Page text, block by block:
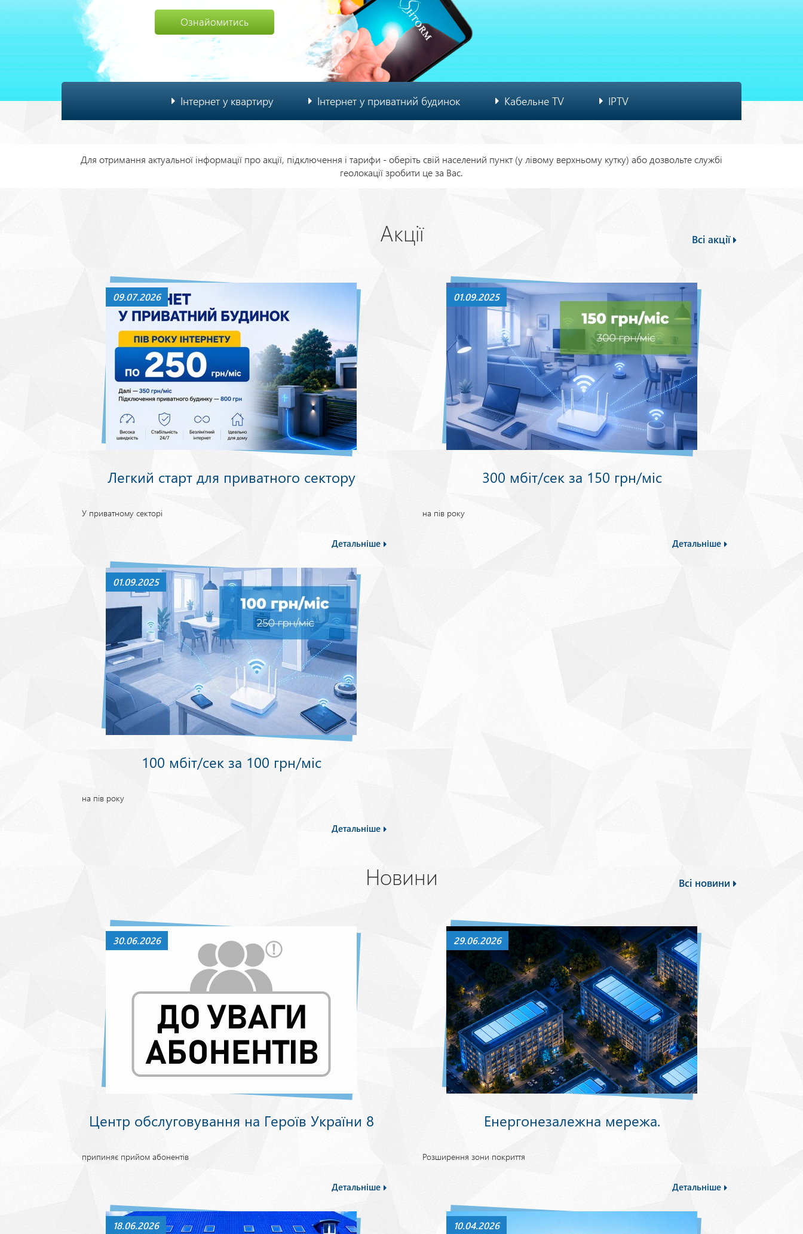
Ознайомитись
Основна
Інтернет у квартиру Інтернет у приватний будинок Кабельне TV IPTV
Для отримання актуальної інформації про акції, підключення і тарифи - оберіть свій населений пункт (у лівому верхньому кутку) або дозвольте службі
геолокації зробити це за Вас.
Акції Всі акції
09.07.2026
Легкий старт для приватного сектору
У приватному секторі
Детальніше
01.09.2025
300 мбіт/сек за 150 грн/міс
на пів року
Детальніше
01.09.2025
100 мбіт/сек за 100 грн/міс
на пів року
Детальніше
Новини Всі новини
30.06.2026
Центр обслуговування на Героїв України 8
припиняє прийом абонентів
Детальніше
29.06.2026
Енергонезалежна мережа.
Розширення зони покриття
Детальніше
18.06.2026 10.04.2026